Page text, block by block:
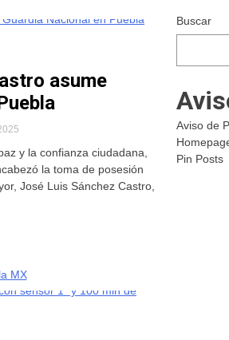
asume
y la confianza ciudadana,
la toma de posesión
José Luis Sánchez Castro,
Buscar
Aviso de
Pin Posts